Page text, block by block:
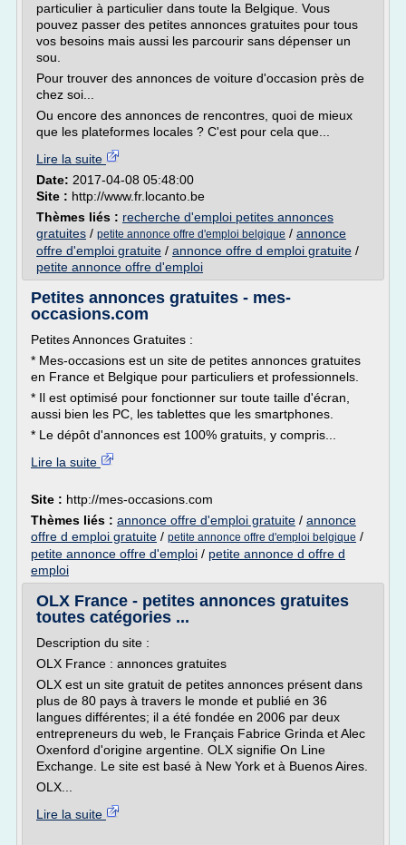
particulier à particulier dans toute la Belgique. Vous
pouvez passer des petites annonces gratuites pour tous
vos besoins mais aussi les parcourir sans dépenser un
sou.
Pour trouver des annonces de voiture d'occasion près de
chez soi...
Ou encore des annonces de rencontres, quoi de mieux
que les plateformes locales ? C'est pour cela que...
Lire la suite
Date: 2017-04-08 05:48:00
Site : http://www.fr.locanto.be
Thèmes liés : recherche d'emploi petites annonces
gratuites / petite annonce offre d'emploi belgique / annonce
offre d'emploi gratuite / annonce offre d emploi gratuite /
petite annonce offre d'emploi
Petites annonces gratuites - mes-
occasions.com
Petites Annonces Gratuites :
* Mes-occasions est un site de petites annonces gratuites
en France et Belgique pour particuliers et professionnels.
* Il est optimisé pour fonctionner sur toute taille d'écran,
aussi bien les PC, les tablettes que les smartphones.
* Le dépôt d'annonces est 100% gratuits, y compris...
Lire la suite
Site : http://mes-occasions.com
Thèmes liés : annonce offre d'emploi gratuite / annonce
offre d emploi gratuite / petite annonce offre d'emploi belgique /
petite annonce offre d'emploi / petite annonce d offre d
emploi
OLX France - petites annonces gratuites
toutes catégories ...
Description du site :
OLX France : annonces gratuites
OLX est un site gratuit de petites annonces présent dans
plus de 80 pays à travers le monde et publié en 36
langues différentes; il a été fondée en 2006 par deux
entrepreneurs du web, le Français Fabrice Grinda et Alec
Oxenford d'origine argentine. OLX signifie On Line
Exchange. Le site est basé à New York et à Buenos Aires.
OLX...
Lire la suite